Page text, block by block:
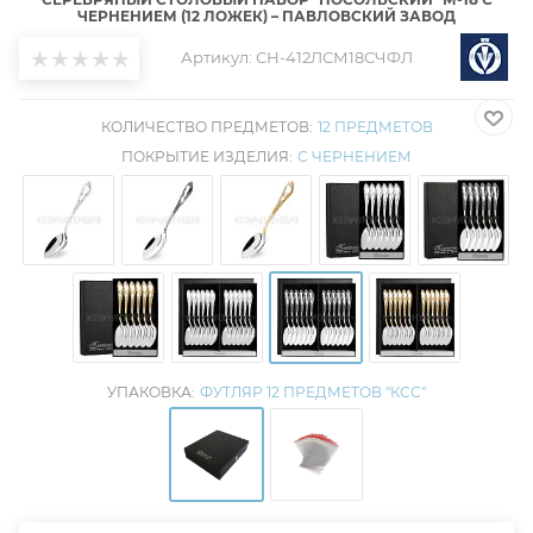
ЧЕРНЕНИЕМ (12 ЛОЖЕК) – ПАВЛОВСКИЙ ЗАВОД
Артикул: СН-412ЛСМ18СЧФЛ
КОЛИЧЕСТВО ПРЕДМЕТОВ: 12 ПРЕДМЕТОВ
ПОКРЫТИЕ ИЗДЕЛИЯ: С ЧЕРНЕНИЕМ
УПАКОВКА: ФУТЛЯР 12 ПРЕДМЕТОВ "КСС"